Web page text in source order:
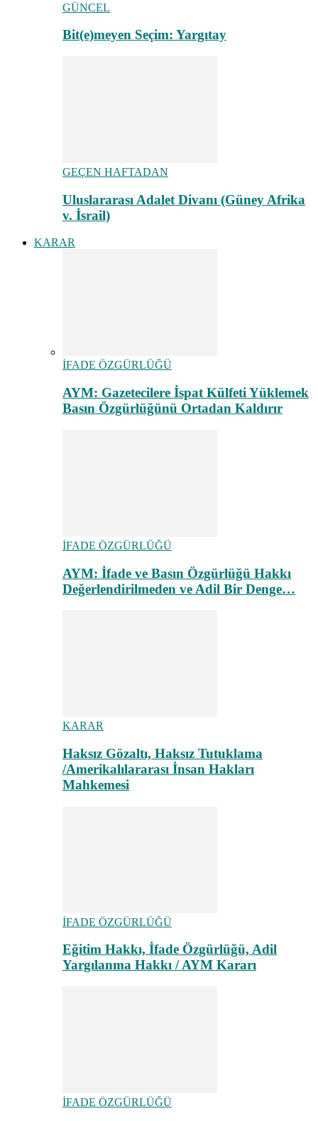
GÜNCEL
Bit(e)meyen Seçim: Yargıtay
GEÇEN HAFTADAN
Uluslararası Adalet Divanı (Güney Afrika
v. İsrail)
KARAR
İFADE ÖZGÜRLÜĞÜ
AYM: Gazetecilere İspat Külfeti Yüklemek
Basın Özgürlüğünü Ortadan Kaldırır
İFADE ÖZGÜRLÜĞÜ
AYM: İfade ve Basın Özgürlüğü Hakkı
Değerlendirilmeden ve Adil Bir Denge…
KARAR
Haksız Gözaltı, Haksız Tutuklama
/Amerikalılararası İnsan Hakları
Mahkemesi
İFADE ÖZGÜRLÜĞÜ
Eğitim Hakkı, İfade Özgürlüğü, Adil
Yargılanma Hakkı / AYM Kararı
İFADE ÖZGÜRLÜĞÜ